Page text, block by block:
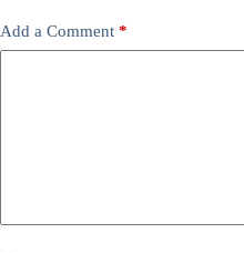
Add a Comment *